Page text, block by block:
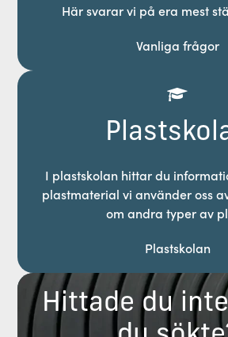
Här svarar vi på era mest
Vanliga frågor
I plastskolan hittar du
plastmaterial vi använder oss
om andra typer av
Plastskolan
Hittade du